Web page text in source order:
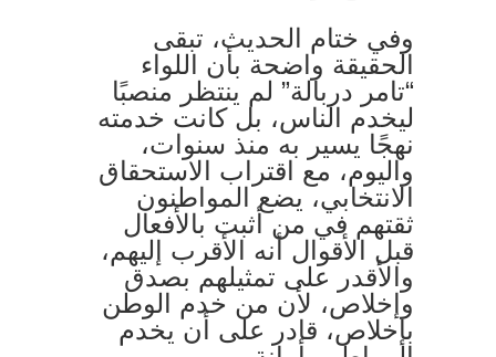
وفي ختام الحديث، تبقى
الحقيقة واضحة بأن اللواء
“تامر دربالة” لم ينتظر منصبًا
ليخدم الناس، بل كانت خدمته
نهجًا يسير به منذ سنوات،
واليوم، مع اقتراب الاستحقاق
الانتخابي، يضع المواطنون
ثقتهم في من أثبت بالأفعال
قبل الأقوال أنه الأقرب إليهم،
والأقدر على تمثيلهم بصدق
وإخلاص، لأن من خدم الوطن
بإخلاص، قادر على أن يخدم